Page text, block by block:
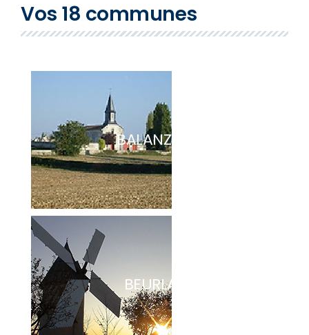
Vos 18 communes
BALANZAC
BEURLAY